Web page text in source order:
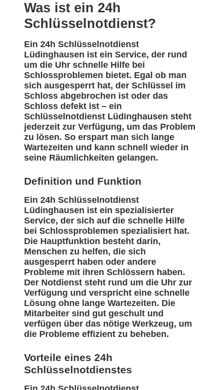
Was ist ein 24h
Schlüsselnotdienst?
Ein 24h Schlüsselnotdienst
Lüdinghausen ist ein Service, der rund
um die Uhr schnelle Hilfe bei
Schlossproblemen bietet. Egal ob man
sich ausgesperrt hat, der Schlüssel im
Schloss abgebrochen ist oder das
Schloss defekt ist – ein
Schlüsselnotdienst Lüdinghausen steht
jederzeit zur Verfügung, um das Problem
zu lösen. So erspart man sich lange
Wartezeiten und kann schnell wieder in
seine Räumlichkeiten gelangen.
Definition und Funktion
Ein 24h Schlüsselnotdienst
Lüdinghausen ist ein spezialisierter
Service, der sich auf die schnelle Hilfe
bei Schlossproblemen spezialisiert hat.
Die Hauptfunktion besteht darin,
Menschen zu helfen, die sich
ausgesperrt haben oder andere
Probleme mit ihren Schlössern haben.
Der Notdienst steht rund um die Uhr zur
Verfügung und verspricht eine schnelle
Lösung ohne lange Wartezeiten. Die
Mitarbeiter sind gut geschult und
verfügen über das nötige Werkzeug, um
die Probleme effizient zu beheben.
Vorteile eines 24h
Schlüsselnotdienstes